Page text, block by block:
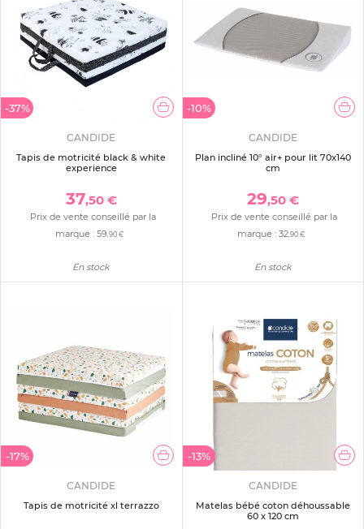
-37%
CANDIDE
Tapis de motricité black & white
experience
37,50 €
Prix de vente conseillé par la
marque : 59 ,90 €
En stock
-10%
CANDIDE
Plan incliné 10° air+ pour lit 70x140
cm
29,50 €
Prix de vente conseillé par la
marque : 32,90 €
En stock
-17%
CANDIDE
Tapis de motricité xl terrazzo
-13%
CANDIDE
Matelas bébé coton déhoussable
60 x 120 cm